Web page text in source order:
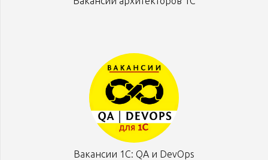
Вакансии 1С: QA и DevOps